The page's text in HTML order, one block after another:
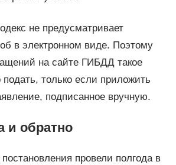
не предусматривает
в электронном виде. Поэтому
на сайте ГИБДД такое
только если приложить
подписанное вручную.
и обратно
провели полгода в